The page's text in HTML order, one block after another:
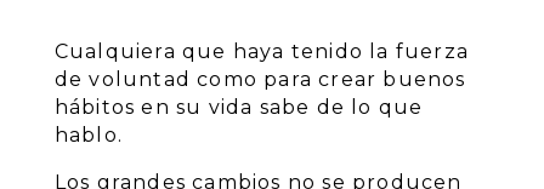
Cualquiera que haya tenido la fuerza
de voluntad como para crear buenos
hábitos en su vida sabe de lo que
hablo.
Los grandes cambios no se producen